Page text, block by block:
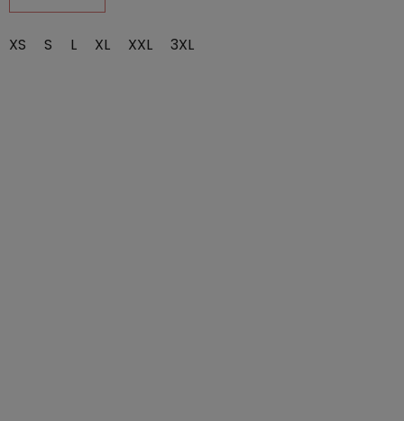
5,0
z
XS S L XL XXL 3XL